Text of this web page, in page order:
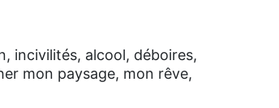
incivilités, alcool, déboires,
mon paysage, mon rêve,